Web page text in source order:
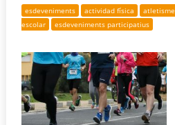
esdeveniments actividad física atletisme
escolar
esdeveniments participatius